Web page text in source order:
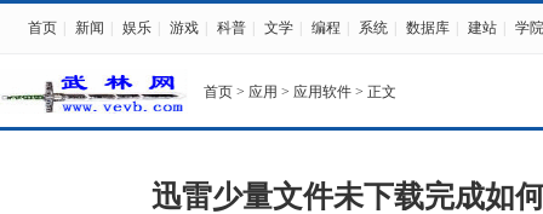
首页 新闻 娱乐 游戏 科普 文学 编程 系统 数据库 建站 学院
首页 > 应用 > 应用软件 > 正文
迅雷少量文件未下载完成如